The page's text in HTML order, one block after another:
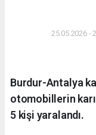
25.05.2026 -
Burdur-Antalya
otomobillerin
5 kişi yaralandı.